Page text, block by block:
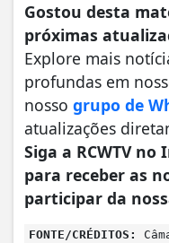
Gostou desta
próximas
Explore mais
profundas em
nosso grupo de
atualizações
Siga a RCWTV
para receber as
participar da
FONTE/CRÉDITOS: